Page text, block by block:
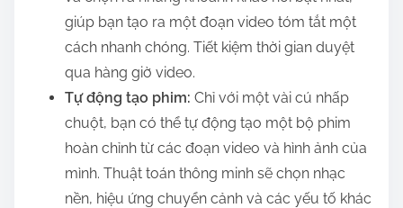
giúp bạn tạo ra một đoạn video tóm tắt một
cách nhanh chóng. Tiết kiệm thời gian duyệt
qua hàng giờ video.
Tự động tạo phim: Chỉ với một vài cú nhấp
chuột, bạn có thể tự động tạo một bộ phim
hoàn chỉnh từ các đoạn video và hình ảnh của
mình. Thuật toán thông minh sẽ chọn nhạc
nền, hiệu ứng chuyển cảnh và các yếu tố khác